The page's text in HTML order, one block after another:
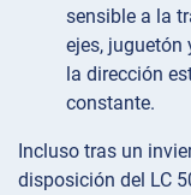
sensible a la
ejes, juguetón
la dirección
constante.
Incluso tras un
disposición del LC